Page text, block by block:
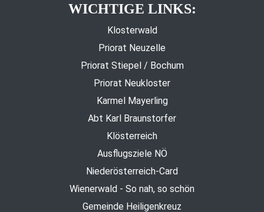
WICHTIGE LINKS:
Klosterwald
Priorat Neuzelle
Priorat Stiepel / Bochum
Priorat Neukloster
Karmel Mayerling
Abt Karl Braunstorfer
Klösterreich
Ausflugsziele NÖ
Niederösterreich-Card
Wienerwald - So nah, so schön
Gemeinde Heiligenkreuz